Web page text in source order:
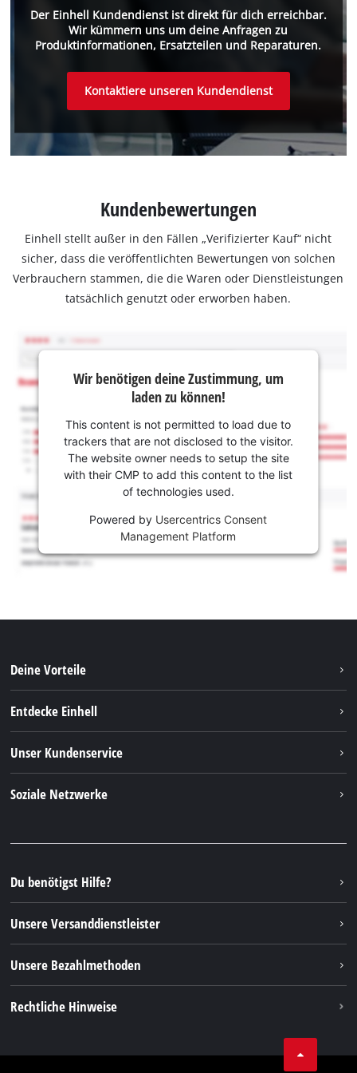
Der Einhell Kundendienst ist direkt für dich erreichbar.
Wir kümmern uns um deine Anfragen zu
Produktinformationen, Ersatzteilen und Reparaturen.
Kontaktiere unseren Kundendienst
Kundenbewertungen
Einhell stellt außer in den Fällen „Verifizierter Kauf“ nicht
sicher, dass die veröffentlichten Bewertungen von solchen
Verbrauchern stammen, die die Waren oder Dienstleistungen
tatsächlich genutzt oder erworben haben.
Wir benötigen deine Zustimmung, um
laden zu können!
This content is not permitted to load due to
trackers that are not disclosed to the visitor.
The website owner needs to setup the site
with their CMP to add this content to the list
of technologies used.
Powered by Usercentrics Consent
Management Platform
Deine Vorteile
Entdecke Einhell
Nachhaltigkeit
Unser Kundenservice
FAQs
Rücksendungen / Widerruf
Verpackungsrichtlinien
Hinweise zur Batterieentsorgung
Vertrag widerrufen
Soziale Netzwerke
Instagram
TikTok
Pinterest
Linkedin
Du benötigst Hilfe?
Unsere Versanddienstleister
Unsere Bezahlmethoden
Rechtliche Hinweise